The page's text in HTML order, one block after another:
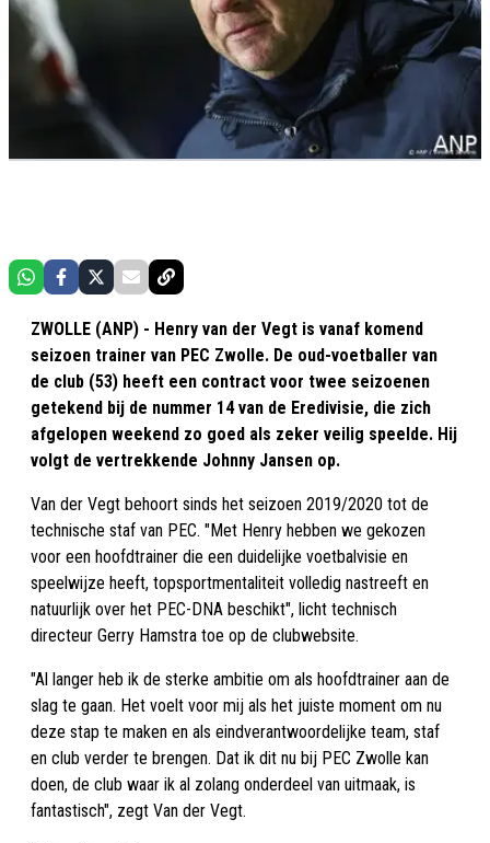
ZWOLLE (ANP) - Henry van der Vegt is vanaf komend
seizoen trainer van PEC Zwolle. De oud-voetballer van
de club (53) heeft een contract voor twee seizoenen
getekend bij de nummer 14 van de Eredivisie, die zich
afgelopen weekend zo goed als zeker veilig speelde. Hij
volgt de vertrekkende Johnny Jansen op.
Van der Vegt behoort sinds het seizoen 2019/2020 tot de
technische staf van PEC. "Met Henry hebben we gekozen
voor een hoofdtrainer die een duidelijke voetbalvisie en
speelwijze heeft, topsportmentaliteit volledig nastreeft en
natuurlijk over het PEC-DNA beschikt", licht technisch
directeur Gerry Hamstra toe op de clubwebsite.
"Al langer heb ik de sterke ambitie om als hoofdtrainer aan de
slag te gaan. Het voelt voor mij als het juiste moment om nu
deze stap te maken en als eindverantwoordelijke team, staf
en club verder te brengen. Dat ik dit nu bij PEC Zwolle kan
doen, de club waar ik al zolang onderdeel van uitmaak, is
fantastisch", zegt Van der Vegt.